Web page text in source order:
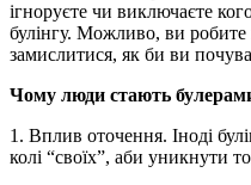
ігноруєте чи виключаєте
булінгу. Можливо, ви робите
замислитися, як би ви
Чому люди стають
1. Вплив оточення. Іноді
колі “своїх”, аби уникнути